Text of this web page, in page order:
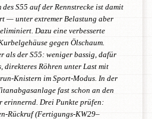
S55 auf der Rennstrecke ist damit
— unter extremer Belastung aber
Dazu eine verbesserte
gegen Ölschaum.
als der S55: weniger bassig, dafür
direkteres Röhren unter Last mit
Knistern im Sport-Modus. In der
fast schon an den
erinnernd. Drei Punkte prüfen:
Rückruf (Fertigungs-KW29–